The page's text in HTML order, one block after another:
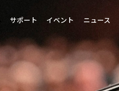
サポート イベント ニュース